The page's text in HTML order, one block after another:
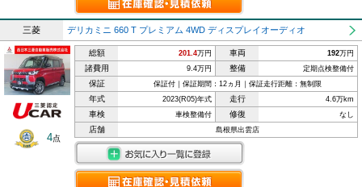
三菱 デリカミニ 660 T プレミアム 4WD ディスプレイオーディオ
4点
総額 201.4万円 車両 192万円
諸費用 9.4万円 整備 定期点検整備付
保証 保証付｜保証期間：12ヵ月｜保証走行距離：無制限
年式 2023(R05)年式 走行 4.6万km
車検 車検整備付 修復 なし
店舗 島根県出雲店